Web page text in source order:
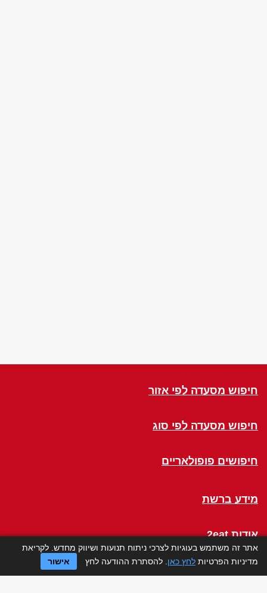
חיפוש מסעדה לפי אזור
חיפוש מסעדה לפי סוג
חיפושים פופולאריים
מידע ברשת
אודות 2eat
Click a Table
אתר זה משתמש בעוגיות לצרכי ניתוח תנועות ושיווק מחדש. לקריאת
מדיניות הפרטיות לחץ כאן . להסתרת ההודעה לחץ אישור